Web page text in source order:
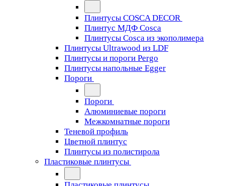
Плинтусы COSCA DECOR
Плинтус МДФ Cosca
Плинтусы Cosca из экополимера
Плинтусы Ultrawood из LDF
Плинтусы и пороги Pergo
Плинтусы напольные Egger
Пороги
Пороги
Алюминиевые пороги
Межкомнатные пороги
Теневой профиль
Цветной плинтус
Плинтусы из полистирола
Пластиковые плинтусы